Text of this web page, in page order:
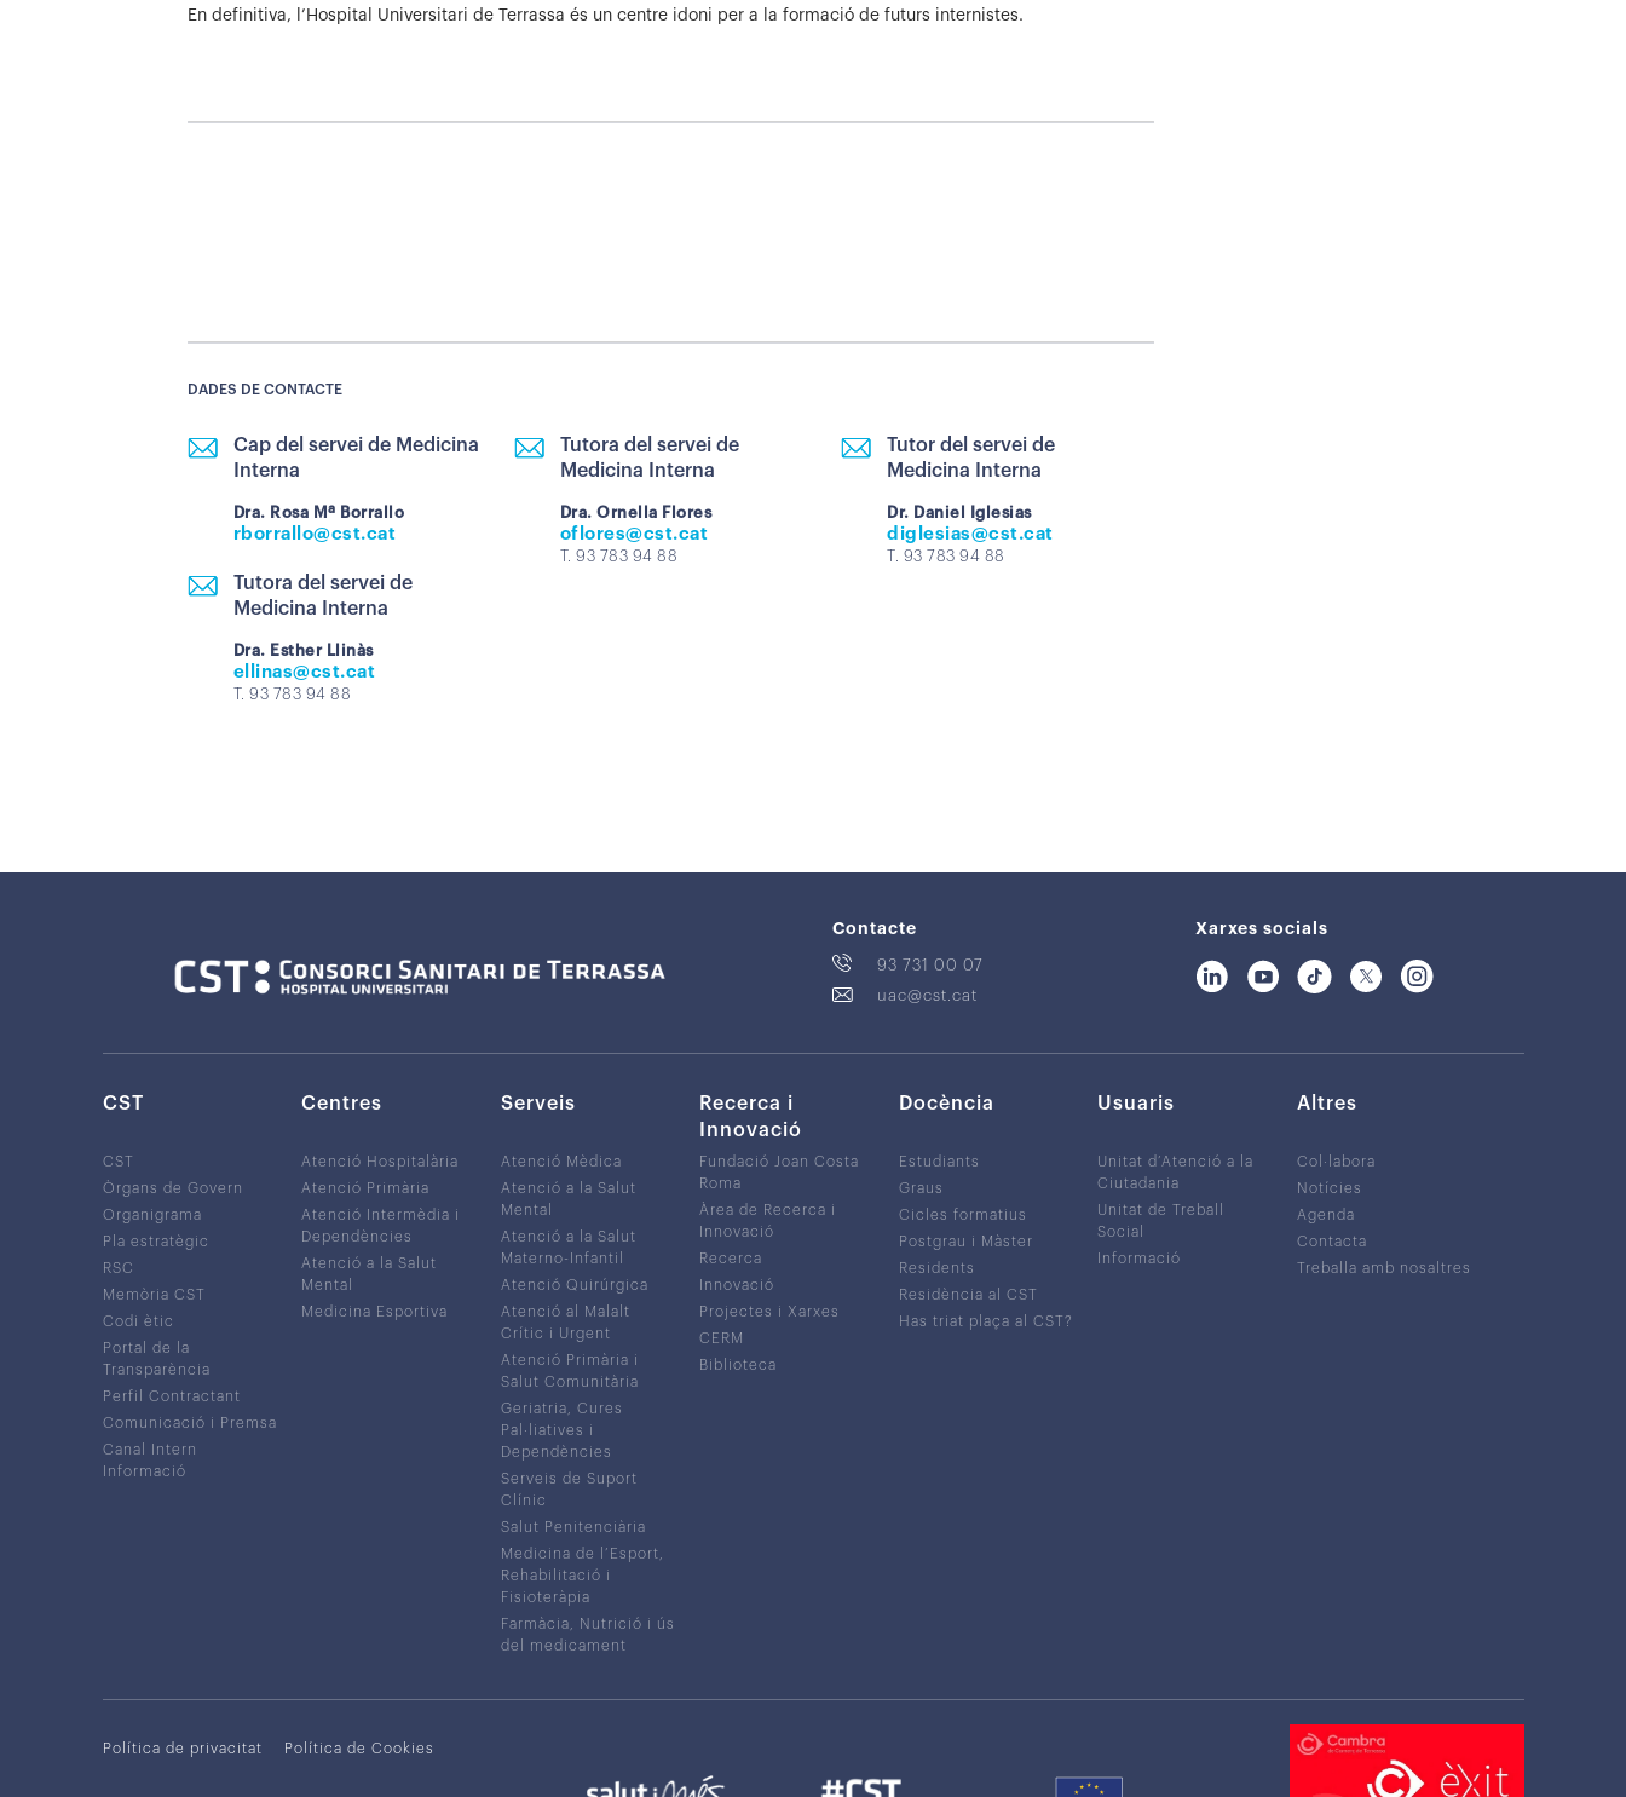
En definitiva, l’Hospital Universitari de Terrassa és un centre idoni per a la formació de futurs internistes.
DADES DE CONTACTE
Cap del servei de Medicina
Interna
Dra. Rosa Mª Borrallo
rborrallo@cst.cat
Tutora del servei de
Medicina Interna
Dra. Ornella Flores
oflores@cst.cat
T. 93 783 94 88
Tutor del servei de
Medicina Interna
Dr. Daniel Iglesias
diglesias@cst.cat
T. 93 783 94 88
Tutora del servei de
Medicina Interna
Dra. Esther Llinàs
ellinas@cst.cat
T. 93 783 94 88
Contacte
93 731 00 07
uac@cst.cat
Xarxes socials
CST
CST
Òrgans de Govern
Organigrama
Pla estratègic
RSC
Memòria CST
Codi ètic
Portal de la
Transparència
Perfil Contractant
Comunicació i Premsa
Canal Intern
Informació
Centres
Atenció Hospitalària
Atenció Primària
Atenció Intermèdia i
Dependències
Atenció a la Salut
Mental
Medicina Esportiva
Serveis
Atenció Mèdica
Atenció a la Salut
Mental
Atenció a la Salut
Materno-Infantil
Atenció Quirúrgica
Atenció al Malalt
Crític i Urgent
Atenció Primària i
Salut Comunitària
Geriatria, Cures
Pal·liatives i
Dependències
Serveis de Suport
Clínic
Salut Penitenciària
Medicina de l’Esport,
Rehabilitació i
Fisioteràpia
Farmàcia, Nutrició i ús
del medicament
Recerca i
Innovació
Fundació Joan Costa
Roma
Àrea de Recerca i
Innovació
Recerca
Innovació
Projectes i Xarxes
CERM
Biblioteca
Docència
Estudiants
Graus
Cicles formatius
Postgrau i Màster
Residents
Residència al CST
Has triat plaça al CST?
Usuaris
Unitat d’Atenció a la
Ciutadania
Unitat de Treball
Social
Informació
Altres
Col·labora
Notícies
Agenda
Contacta
Treballa amb nosaltres
Política de privacitat Política de Cookies